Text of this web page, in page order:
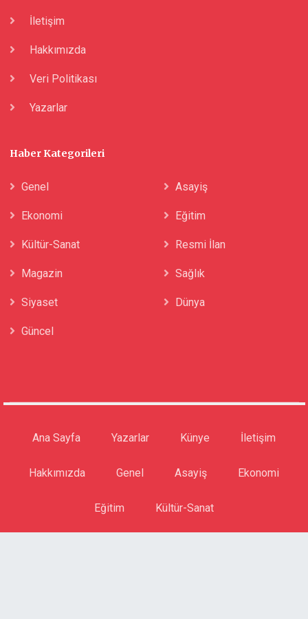
İletişim
Hakkımızda
Veri Politikası
Yazarlar
Haber Kategorileri
Genel Asayiş
Ekonomi Eğitim
Kültür-Sanat Resmi İlan
Magazin Sağlık
Siyaset Dünya
Güncel
Ana Sayfa Yazarlar Künye İletişim
Hakkımızda Genel Asayiş Ekonomi
Eğitim Kültür-Sanat